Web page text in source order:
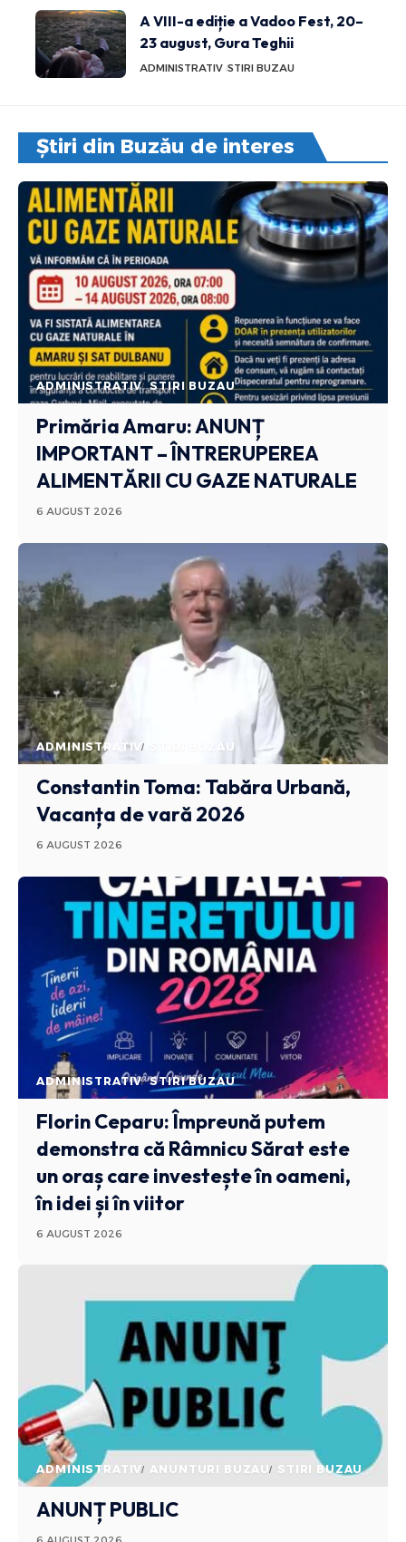
A VIII-a ediție a Vadoo Fest, 20–
23 august, Gura Teghii
ADMINISTRATIV STIRI BUZAU
Știri din Buzău de interes
ADMINISTRATIV STIRI BUZAU
Primăria Amaru: ANUNȚ
IMPORTANT – ÎNTRERUPEREA
ALIMENTĂRII CU GAZE NATURALE
6 AUGUST 2026
ADMINISTRATIV STIRI BUZAU
Constantin Toma: Tabăra Urbană,
Vacanța de vară 2026
6 AUGUST 2026
ADMINISTRATIV STIRI BUZAU
Florin Ceparu: Împreună putem
demonstra că Râmnicu Sărat este
un oraș care investește în oameni,
în idei și în viitor
6 AUGUST 2026
ADMINISTRATIV ANUNTURI BUZAU STIRI BUZAU
ANUNȚ PUBLIC